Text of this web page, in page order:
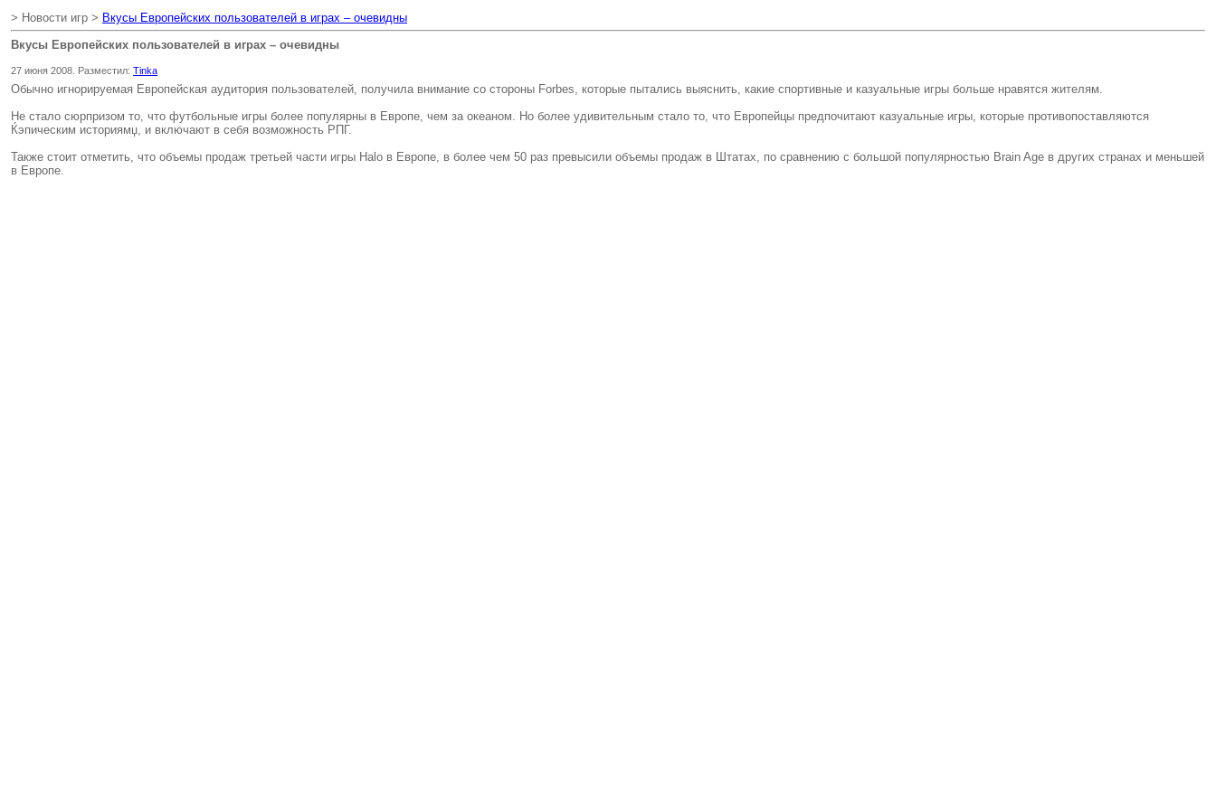
> Новости игр > Вкусы Европейских пользователей в играх – очевидны
Вкусы Европейских пользователей в играх – очевидны
27 июня 2008. Разместил: Tinka
Обычно игнорируемая Европейская аудитория пользователей, получила внимание со стороны Forbes, которые пытались выяснить, какие спортивные и казуальные игры больше нравятся жителям.
Не стало сюрпризом то, что футбольные игры более популярны в Европе, чем за океаном. Но более удивительным стало то, что Европейцы предпочитают казуальные игры, которые противопоставляются
Ќэпическим историямџ, и включают в себя возможность РПГ.
Также стоит отметить, что объемы продаж третьей части игры Halo в Европе, в более чем 50 раз превысили объемы продаж в Штатах, по сравнению с большой популярностью Brain Age в других странах и меньшей
в Европе.